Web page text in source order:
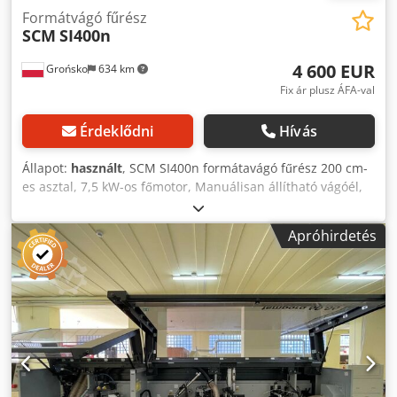
Grońsko 634 km
Formátvágó fűrész
SCM SI400n
4 600 EUR
Fix ár plusz ÁFA-val
Érdeklődni Hívás
Állapot: használt, SCM SI400n formátavágó fűrész 200 cm-
es asztal, 7,5 kW-os főmotor, Manuálisan állítható vágóél,
Maximális vágási szélesség a jobb oldalon: 1670 mm, 0-45
fokos, manuálisan állítható dőlésszög, Dedpjznbcmjfx
Alfskr Manuálisan állítható felső és alsó vágókorong,
Maximális tárcsaátmérő: 400 mm, 3 fokozatú fordulatszám.
Apróhirdetés